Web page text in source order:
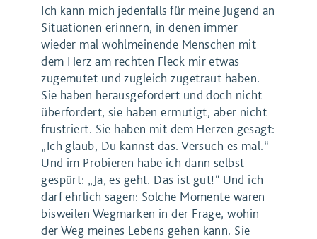
Ich kann mich jedenfalls für meine Jugend an
Situationen erinnern, in denen immer
wieder mal wohlmeinende Menschen mit
dem Herz am rechten Fleck mir etwas
zugemutet und zugleich zugetraut haben.
Sie haben herausgefordert und doch nicht
überfordert, sie haben ermutigt, aber nicht
frustriert. Sie haben mit dem Herzen gesagt:
„Ich glaub, Du kannst das. Versuch es mal.“
Und im Probieren habe ich dann selbst
gespürt: „Ja, es geht. Das ist gut!“ Und ich
darf ehrlich sagen: Solche Momente waren
bisweilen Wegmarken in der Frage, wohin
der Weg meines Lebens gehen kann. Sie